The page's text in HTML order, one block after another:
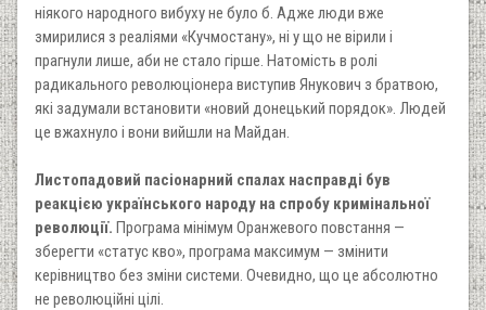
ніякого народного вибуху не було б. Адже люди вже
змирилися з реаліями «Кучмостану», ні у що не вірили і
прагнули лише, аби не стало гірше. Натомість в ролі
радикального революціонера виступив Янукович з братвою,
які задумали встановити «новий донецький порядок». Людей
це вжахнуло і вони вийшли на Майдан.
Листопадовий пасіонарний спалах насправді був
реакцією українського народу на спробу кримінальної
революції. Програма мінімум Оранжевого повстання —
зберегти «статус кво», програма максимум — змінити
керівництво без зміни системи. Очевидно, що це абсолютно
не революційні цілі.